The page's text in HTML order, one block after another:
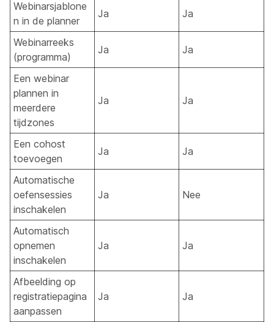
Webinarsjablone
n in de planner
Ja Ja
Webinarreeks
(programma)
Ja Ja
Een webinar
plannen in
meerdere
tijdzones
Ja Ja
Een cohost
toevoegen
Ja Ja
Automatische
oefensessies
inschakelen
Ja Nee
Automatisch
opnemen
inschakelen
Ja Ja
Afbeelding op
registratiepagina
aanpassen
Ja Ja